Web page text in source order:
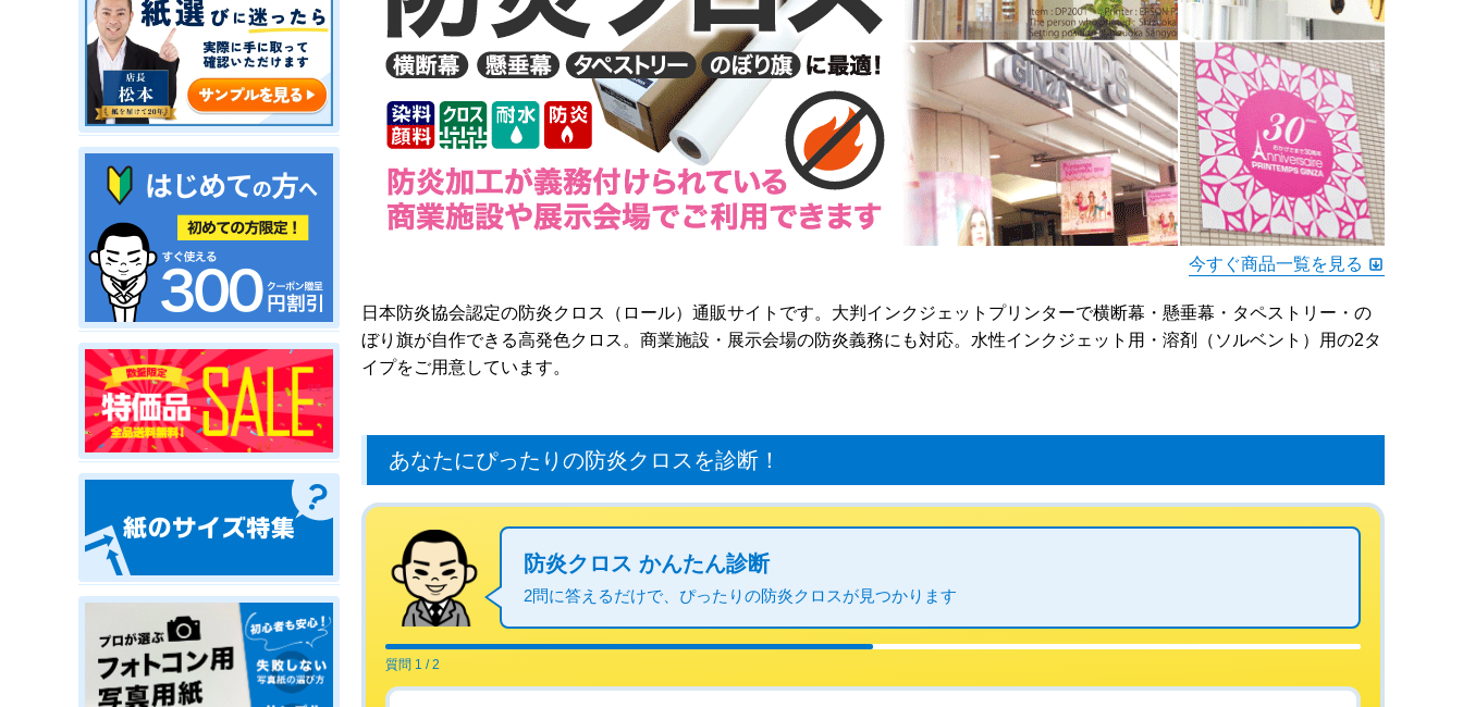
今すぐ商品一覧を見る
日本防炎協会認定の防炎クロス（ロール）通販サイトです。大判インクジェットプリンターで横断幕・懸垂幕・タペストリー・の
ぼり旗が自作できる高発色クロス。商業施設・展示会場の防炎義務にも対応。水性インクジェット用・溶剤（ソルベント）用の2タ
イプをご用意しています。
あなたにぴったりの防炎クロスを診断！
防炎クロス かんたん診断
2問に答えるだけで、ぴったりの防炎クロスが見つかります
質問 1 / 2